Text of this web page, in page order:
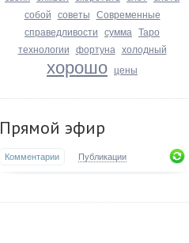
собой советы Современные
справедливости сумма Таро
технологии фортуна холодный
хорошо цены
Прямой эфир
Комментарии Публикации